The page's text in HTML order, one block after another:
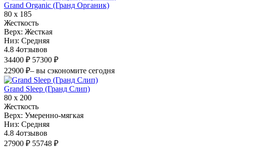
Grand Organic (Гранд Органик)
80 х 185
Жесткость
Верх: Жесткая
Низ: Средняя
4.8 4отзывов
34400 ₽ 57300 ₽
22900 ₽– вы сэкономите сегодня
Grand Sleep (Гранд Слип)
80 х 200
Жесткость
Верх: Умеренно-мягкая
Низ: Средняя
4.8 4отзывов
27900 ₽ 55748 ₽